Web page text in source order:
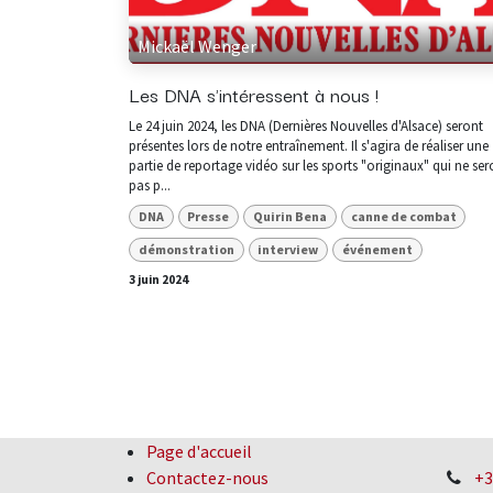
Mickaël Wenger
Les DNA s'intéressent à nous !
Le 24 juin 2024, les DNA (Dernières Nouvelles d'Alsace) seront
présentes lors de notre entraînement. Il s'agira de réaliser une
partie de reportage vidéo sur les sports "originaux" qui ne
pas p...
DNA Presse Quirin Bena canne de combat
démonstration interview événement
3 juin 2024
Page d'accueil
Contactez-nous